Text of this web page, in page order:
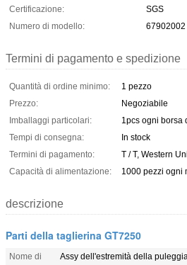
Certificazione:
SGS
Numero di modello:
Termini di pagamento e spedizione
Quantità di ordine minimo:
1 pezzo
Prezzo:
Negoziabile
Imballaggi particolari:
1pcs ogni borsa
Tempi di consegna:
In stock
Termini di pagamento:
T / T, Western
Capacità di alimentazione:
1000 pezzi ogni
descrizione
Parti della taglierina GT7250
Nome di
Assy dell'estremità della